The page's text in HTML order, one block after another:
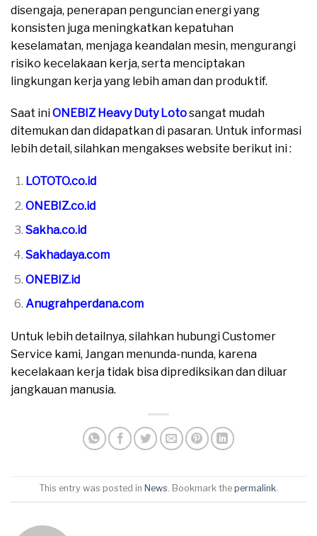
disengaja, penerapan penguncian energi yang
konsisten juga meningkatkan kepatuhan
keselamatan, menjaga keandalan mesin, mengurangi
risiko kecelakaan kerja, serta menciptakan
lingkungan kerja yang lebih aman dan produktif.
Saat iniONEBIZ Heavy Duty Lotosangat mudah
ditemukan dan didapatkan di pasaran. Untuk informasi
lebih detail, silahkan mengakses website berikut ini :
LOTOTO.co.id
ONEBIZ.co.id
Sakha.co.id
Sakhadaya.com
ONEBIZ.id
Anugrahperdana.com
Untuk lebih detailnya, silahkan hubungi Customer
Service kami, Jangan menunda-nunda, karena
kecelakaan kerja tidak bisa diprediksikan dan diluar
jangkauan manusia.
This entry was posted in News. Bookmark the permalink.